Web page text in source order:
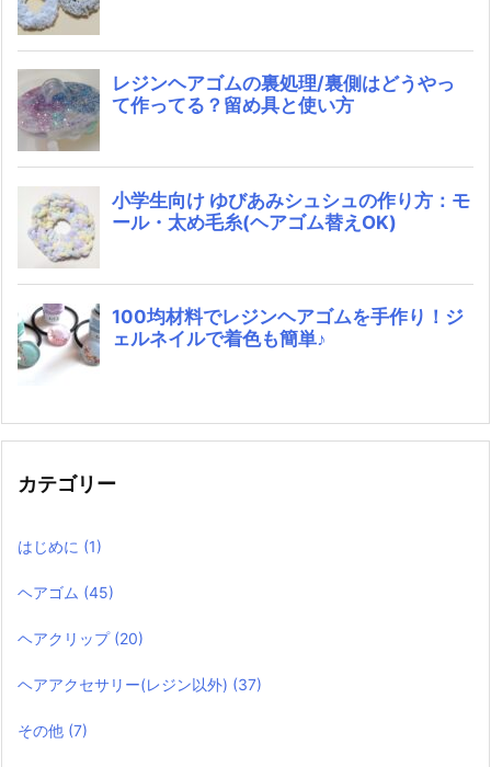
カテゴリー
はじめに (1)
ヘアゴム (45)
ヘアクリップ (20)
ヘアアクセサリー(レジン以外) (37)
その他 (7)